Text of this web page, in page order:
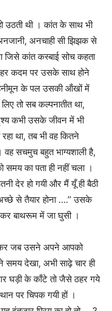
उठती थी । कांत के साथ भी
, अनचाही सी झिझक से
जिसे कांत कस्बाई सोच कहता
कदम पर उसके साथ होने
के पल उसकी ऑंखों में
तो सब कल्पनातीत था,
कभी उसके जीवन में भी
था,तब भी वह कितने
सचमुच बहुत भाग्यशाली है,
समय का पता ही नहीं चला ।
देर हो गयी और मैं यूँ ही बैठी
से तैयार होना ….’’उसके
बाथरूम में जा घुसी ।
जब उसने अपने आपको
समय देखा, अभी साढ़े चार ही
घड़ी के काँटे तो जैसे ठहर गये
पर चिपक गयी हों ।